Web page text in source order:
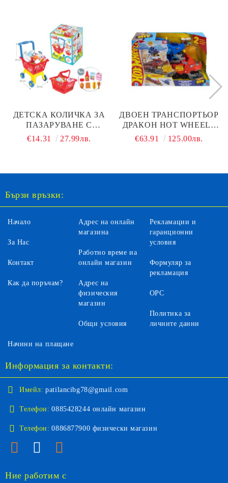
ДЕТСКА КОЛИЧКА ЗА
ПАЗАРУВАНЕ С
КОШНИЦА 12163
€14.31 27.99лв.
ДВОЕН ТРАНСПОРТЬОР
ДРАКОН HOT WHEELS
CITY MATTEL JBM72
€63.91 125.00лв.
Бързи връзки:
Начало
За Нас
Контакт
Как да поръчам?
Адрес на онлайн
магазина
Работно време на
онлайн магазин
Адрес на
физическия
магазин
Общи условия
Рекламации и
гаранционни
условия
Формуляр за
рекламация
ОРС
Политика за
личните данни
Начини на плащане
Информация за контакти:
Имейл: patilancibg78@gmail.com
Телефон: 0885428244 онлайн магазин
Телефон: 0886877900 физически магазин
Ние работим с